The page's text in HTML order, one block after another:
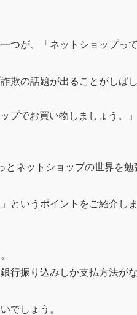
つが、「ネットショップっ
欺の話題が出ることがしばし
プでお買い物しましょう。」
ネットショップの世界を勉
というポイントをご紹介しま
行振り込みしか支払方法がな
でしょう。